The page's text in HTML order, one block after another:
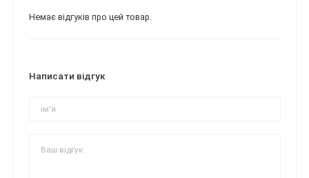
Немає відгуків про цей товар.
Написати відгук